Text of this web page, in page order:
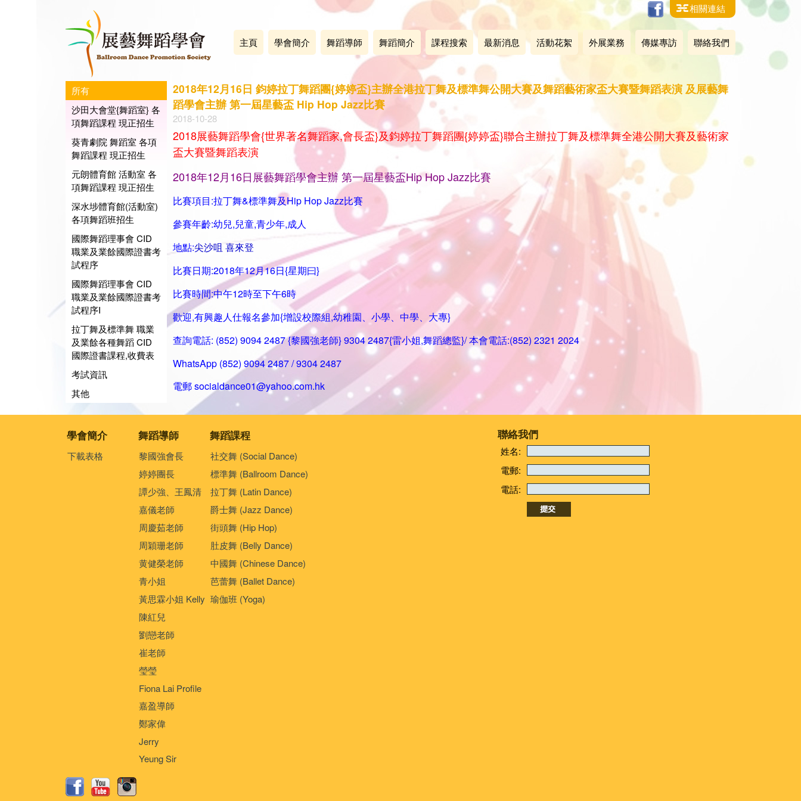
相關連結
主頁 學會簡介 舞蹈導師 舞蹈簡介 課程搜索 最新消息 活動花絮 外展業務 傳媒專訪 聯絡我們
所有
沙田大會堂{舞蹈室} 各
項舞蹈課程 現正招生
葵青劇院 舞蹈室 各項
舞蹈課程 現正招生
元朗體育館 活動室 各
項舞蹈課程 現正招生
深水埗體育館(活動室)
各項舞蹈班招生
國際舞蹈理事會 CID
職業及業餘國際證書考
試程序
國際舞蹈理事會 CID
職業及業餘國際證書考
試程序I
拉丁舞及標準舞 職業
及業餘各種舞蹈 CID
國際證書課程,收費表
考試資訊
其他
2018年12月16日 鈞婷拉丁舞蹈團{婷婷盃}主辦全港拉丁舞及標準舞公開大賽及舞蹈藝術家盃大賽暨舞蹈表演 及展藝舞
蹈學會主辦 第一屆星藝盃 Hip Hop Jazz比賽
2018-10-28
2018展藝舞蹈學會{世界著名舞蹈家,會長盃}及鈞婷拉丁舞蹈團{婷婷盃}聯合主辦拉丁舞及標準舞全港公開大賽及藝術家
盃大賽暨舞蹈表演
2018年12月16日展藝舞蹈學會主辦 第一屆星藝盃Hip Hop Jazz比賽
比賽項目:拉丁舞&標準舞及Hip Hop Jazz比賽
參賽年齡:幼兒,兒童,青少年,成人
地點:尖沙咀 喜來登
比賽日期:2018年12月16日{星期曰}
比賽時間:中午12時至下午6時
歡迎,有興趣人仕報名參加{增設校際組,幼稚園、小學、中學、大專}
查詢電話: (852) 9094 2487 {黎國強老師} 9304 2487{雷小姐,舞蹈總監}/ 本會電話:(852) 2321 2024
WhatsApp (852) 9094 2487 / 9304 2487
電郵socialdance01@yahoo.com.hk
學會簡介 舞蹈導師 舞蹈課程
下載表格
黎國強會長
婷婷團長
譚少強、王鳳清
嘉儀老師
周慶茹老師
周穎珊老師
黄健榮老師
青小姐
黃思霖小姐 Kelly
陳紅兒
劉戀老師
崔老師
瑩瑩
Fiona Lai Profile
嘉盈導師
鄭家偉
Jerry
Yeung Sir
社交舞 (Social Dance)
標準舞 (Ballroom Dance)
拉丁舞 (Latin Dance)
爵士舞 (Jazz Dance)
街頭舞 (Hip Hop)
肚皮舞 (Belly Dance)
中國舞 (Chinese Dance)
芭蕾舞 (Ballet Dance)
瑜伽班 (Yoga)
聯絡我們
姓名:
電郵:
電話: